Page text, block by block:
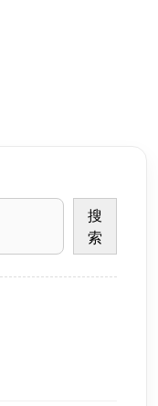
搜
索